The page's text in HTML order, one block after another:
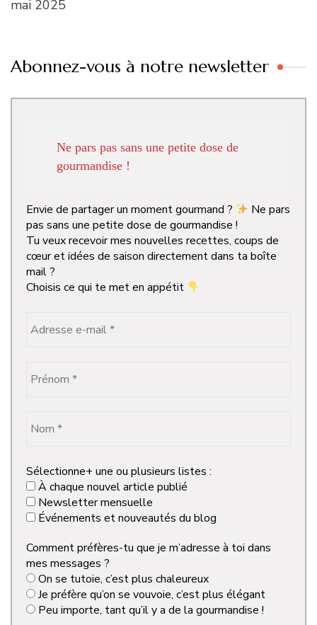
mai 2025
Abonnez-vous à notre newsletter
Ne pars pas sans une petite dose de
gourmandise !
Envie de partager un moment gourmand ?
Ne pars
pas sans une petite dose de gourmandise !
Tu veux recevoir mes nouvelles recettes, coups de
cœur et idées de saison directement dans ta boîte
mail ?
Choisis ce qui te met en appétit
Sélectionne+ une ou plusieurs listes :
À chaque nouvel article publié
Newsletter mensuelle
Événements et nouveautés du blog
Comment préfères-tu que je m’adresse à toi dans
mes messages ?
On se tutoie, c’est plus chaleureux
Je préfère qu’on se vouvoie, c’est plus élégant
Peu importe, tant qu’il y a de la gourmandise !